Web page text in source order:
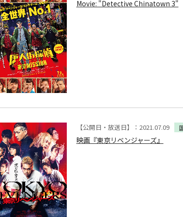
Movie: "Detective Chinatown 3"
【公開日・放送日】：2021.07.09
映画『東京リベンジャーズ』